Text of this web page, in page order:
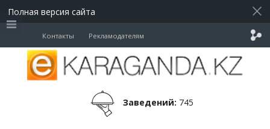
Полная версия сайта
Контакты Рекламодателям
Заведений: 745